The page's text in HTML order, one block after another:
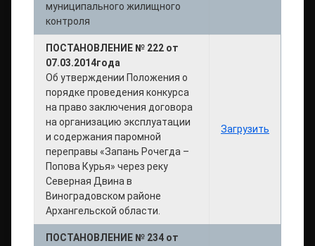
муниципального жилищного
контроля
ПОСТАНОВЛЕНИЕ № 222 от
07.03.2014года
Об утверждении Положения о
порядке проведения конкурса
на право заключения договора
на организацию эксплуатации
и содержания паромной
переправы «Запань Рочегда –
Попова Курья» через реку
Северная Двина в
Виноградовском районе
Архангельской области.
Загрузить
ПОСТАНОВЛЕНИЕ № 234 от